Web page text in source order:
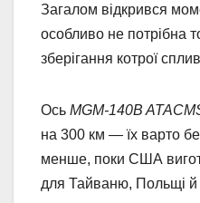
Загалом відкрився
особливо не потрібна
зберігання котрої
Ось MGM-140B
на 300 км — їх варто
менше, поки США
для Тайваню, Польщі й